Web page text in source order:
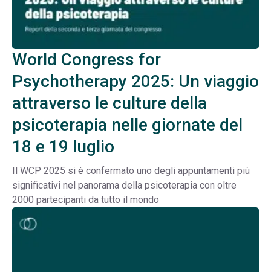
World Congress for
Psychotherapy 2025: Un viaggio
attraverso le culture della
psicoterapia nelle giornate del
18 e 19 luglio
Il WCP 2025 si è confermato uno degli appuntamenti più
significativi nel panorama della psicoterapia con oltre
2000 partecipanti da tutto il mondo